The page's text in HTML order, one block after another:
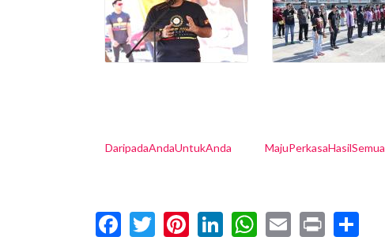
DaripadaAndaUntukAnda MajuPerkasaHasilSemua
Facebook
Twitter
Pinterest
LinkedIn
WhatsApp
Email
Print